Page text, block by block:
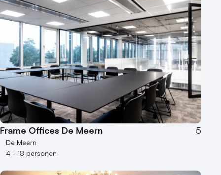
Frame Offices De Meern 5
De Meern
4 - 18 personen